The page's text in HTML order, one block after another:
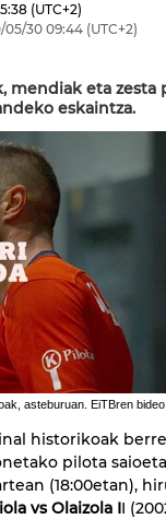
(UTC+2)
05/30 09:44 (UTC+2)
mendiak eta zesta
eskaintza.
asteburuan. EiTBren
historikoak
pilota
(18:00etan),
vs Olaizola II